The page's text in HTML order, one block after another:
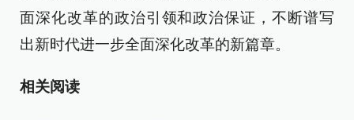
面深化改革的政治引领和政治保证，不断谱写
出新时代进一步全面深化改革的新篇章。
相关阅读